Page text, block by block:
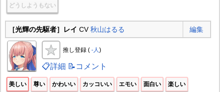
どうしようもない
［光輝の先駆者］レイ CV秋山はるる 編集
推し登録 ( -人)
📋詳細 📝コメント
美しい 尊い かわいい カッコいい エモい 面白い 楽しい